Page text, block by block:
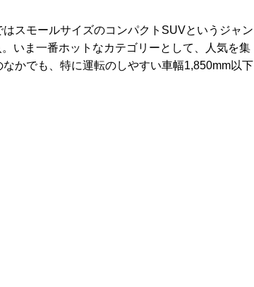
スモールサイズのコンパクトSUVというジャン
いま一番ホットなカテゴリーとして、人気を集
かでも、特に運転のしやすい車幅1,850mm以下